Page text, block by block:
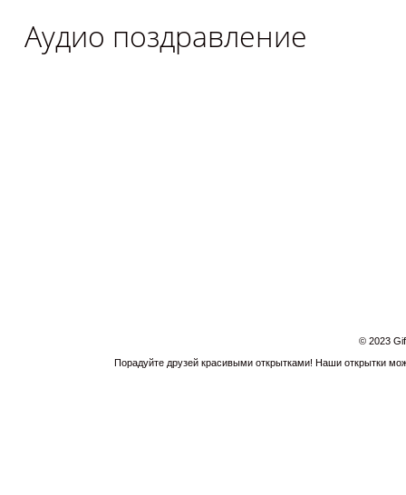
Аудио поздравление
© 2023
Порадуйте друзей красивыми открытками! Наши открытки